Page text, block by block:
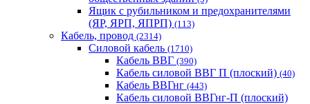
Ящик с рубильником и предохранителями
(ЯР, ЯРП, ЯПРП) (113)
Кабель, провод (2314)
Силовой кабель (1710)
Кабель ВВГ (390)
Кабель силовой ВВГ П (плоский) (40)
Кабель ВВГнг (443)
Кабель силовой ВВГнг-П (плоский)